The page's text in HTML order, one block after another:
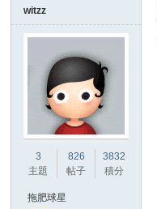
witzz
3
主題
826
帖子
3832
積分
拖肥球星